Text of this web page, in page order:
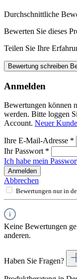
Durchschnittliche
Bewerten Sie dieses
Teilen Sie Ihre
Bewertung schreiben
Anmelden
Bewertungen können
werden. Bitte loggen
Account. Neuer
Ihre E-Mail-Adresse *
Ihr Passwort *
Ich habe mein
Anmelden
Abbrechen
Bewertungen nur in
Keine Bewertungen
anderen.
Haben Sie Fragen?